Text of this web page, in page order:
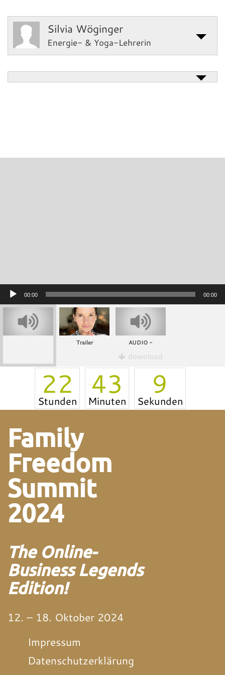
Silvia Wöginger
Energie- & Yoga-Lehrerin
Audio
Player
00:00 00:00
Trailer AUDIO -
download
22
Stunden 43
Minuten 9
Sekunden
Family
Freedom
Summit
2024
The Online-
Business Legends
Edition!
12. – 18. Oktober 2024
Impressum
Datenschutzerklärung